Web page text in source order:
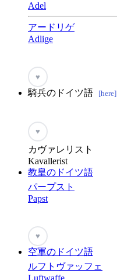
Adel
アードリゲ
Adlige
♥
騎兵のドイツ語 [here]
♥
カヴァレリスト
Kavallerist
教皇のドイツ語
パープスト
Papst
♥
空軍のドイツ語
ルフトヴァッフェ